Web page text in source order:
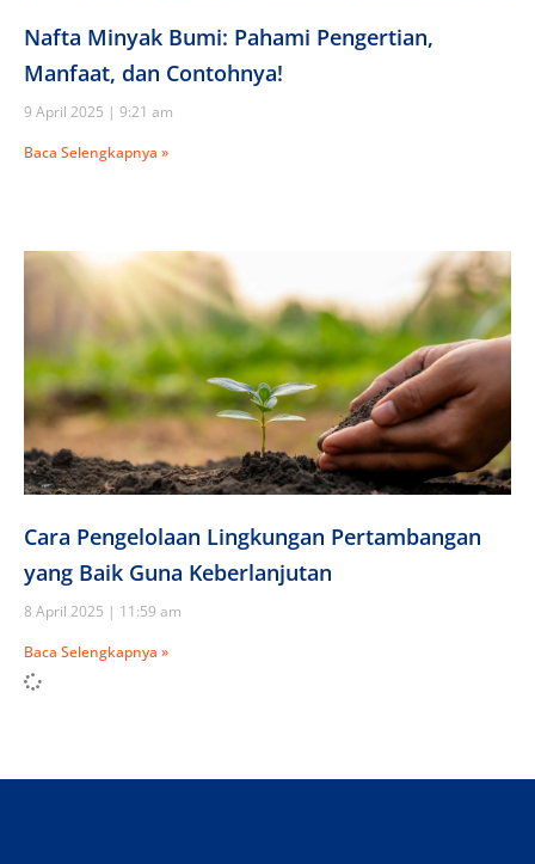
Nafta Minyak Bumi: Pahami Pengertian,
Manfaat, dan Contohnya!
9 April 2025
9:21 am
Baca Selengkapnya »
Cara Pengelolaan Lingkungan Pertambangan
yang Baik Guna Keberlanjutan
8 April 2025
11:59 am
Baca Selengkapnya »